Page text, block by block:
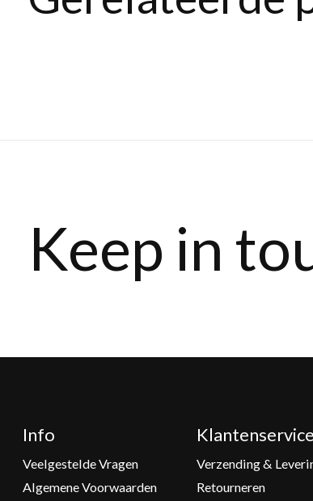
Keep in
Info
Veelgestelde Vragen
Algemene Voorwaarden
Klantenservice
Verzending &
Retourneren